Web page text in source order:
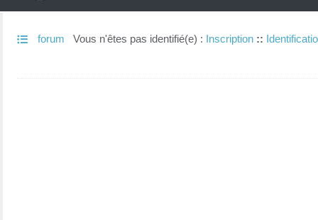
forum Vous n'êtes pas identifié(e) : Inscription ::